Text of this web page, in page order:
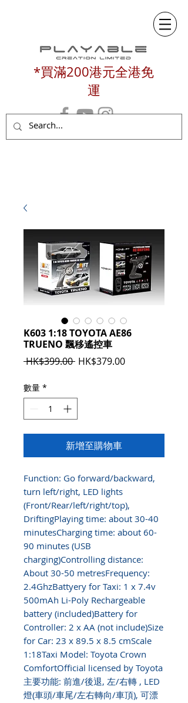
*買滿200港元全港免
運
K603 1:18 TOYOTA AE86
TRUENO 飄移遙控車
HK$399.00 一
格
HK$379.00促
數量 *
新增至購物車
Function: Go forward/backward,
turn left/right, LED lights
(Front/Rear/left/right/top),
DriftingPlaying time: about 30-40
minutesCharging time: about 60-
90 minutes (USB
charging)Controlling distance:
About 30-50 metresFrequency:
2.4GhzBattyery for Taxi: 1 x 7.4v
500mAh Li-Poly Rechargeable
battery (included)Battery for
Controller: 2 x AA (not include)Size
for Car: 23 x 89.5 x 8.5 cmScale
1:18Taxi Model: Toyota Crown
ComfortOfficial licensed by Toyota
主要功能: 前進/後退, 左/右轉 , LED
燈(車頭/車尾/左右轉向/車頂), 可漂